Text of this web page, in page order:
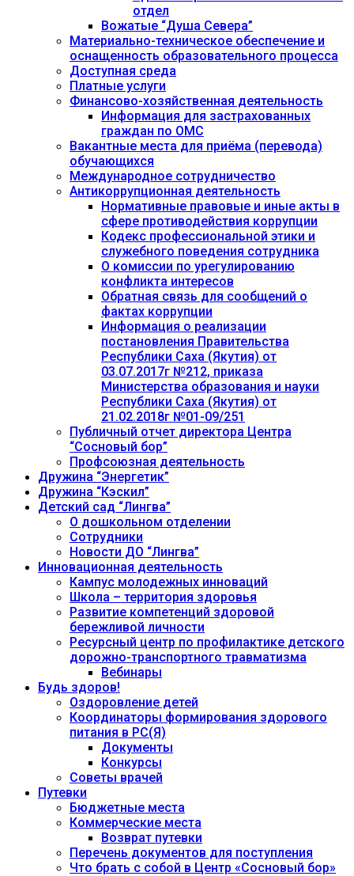
отдел
Вожатые “Душа Севера”
Материально-техническое обеспечение и
оснащенность образовательного процесса
Доступная среда
Платные услуги
Финансово-хозяйственная деятельность
Информация для застрахованных
граждан по ОМС
Вакантные места для приёма (перевода)
обучающихся
Международное сотрудничество
Антикоррупционная деятельность
Нормативные правовые и иные акты в
сфере противодействия коррупции
Кодекс профессиональной этики и
служебного поведения сотрудника
О комиссии по урегулированию
конфликта интересов
Обратная связь для сообщений о
фактах коррупции
Информация о реализации
постановления Правительства
Республики Саха (Якутия) от
03.07.2017г №212, приказа
Министерства образования и науки
Республики Саха (Якутия) от
21.02.2018г №01-09/251
Публичный отчет директора Центра
“Сосновый бор”
Профсоюзная деятельность
Дружина “Энергетик”
Дружина “Кэскил”
Детский сад “Лингва”
О дошкольном отделении
Сотрудники
Новости ДО “Лингва”
Инновационная деятельность
Кампус молодежных инноваций
Школа – территория здоровья
Развитие компетенций здоровой
бережливой личности
Ресурсный центр по профилактике детского
дорожно-транспортного травматизма
Вебинары
Будь здоров!
Оздоровление детей
Координаторы формирования здорового
питания в РС(Я)
Документы
Конкурсы
Советы врачей
Путевки
Бюджетные места
Коммерческие места
Возврат путевки
Перечень документов для поступления
Что брать с собой в Центр «Сосновый бор»